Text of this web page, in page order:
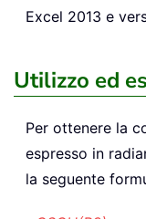
Excel 2013 e
Utilizzo ed
Per ottenere la
espresso in
la seguente